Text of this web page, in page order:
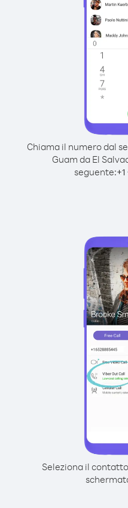
Chiama il numero dal
Guam da El
seguente:+1
Seleziona il